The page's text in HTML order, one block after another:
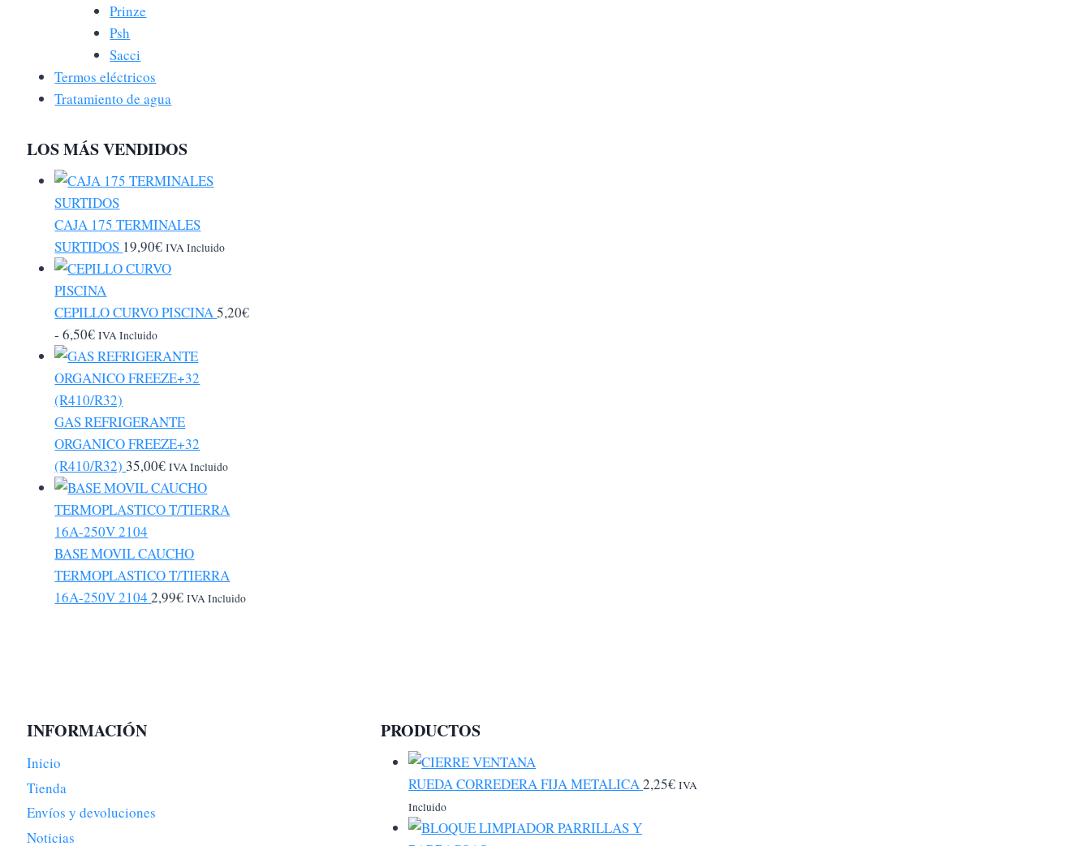
Prinze
Psh
Sacci
Termos eléctricos
Tratamiento de agua
LOS MÁS VENDIDOS
CAJA 175 TERMINALES
SURTIDOS 19,90€ IVA Incluido
CEPILLO CURVO PISCINA5,20€
- 6,50€Rango
de
precios:
desde
5,20€
hasta
6,50€
IVA Incluido
GAS REFRIGERANTE
ORGANICO FREEZE+32
(R410/R32) 35,00€ IVA Incluido
BASE MOVIL CAUCHO
TERMOPLASTICO T/TIERRA
16A-250V 2104 2,99€ IVA Incluido
INFORMACIÓN
Inicio
Tienda
Envíos y devoluciones
Noticias
PRODUCTOS
RUEDA CORREDERA FIJA METALICA2,25€ IVA
Incluido